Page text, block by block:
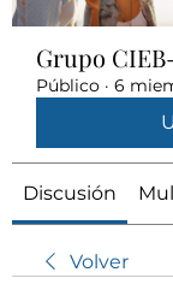
Grupo
Público · 6
Discusión
Volver